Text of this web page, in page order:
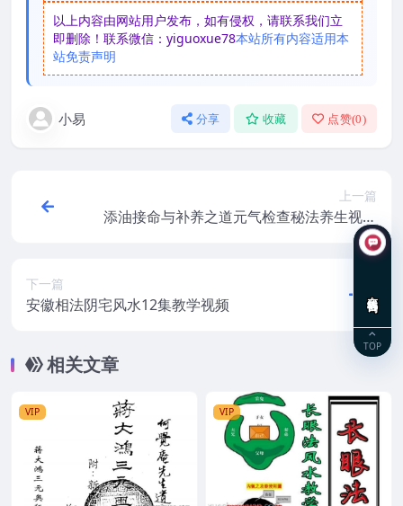
以上内容由网站用户发布，如有侵权，请联系我们立
即删除！联系微信：yiguoxue78本站所有内容适用本
站免责声明
小易 分享 收藏 点赞(0)
上一篇
添油接命与补养之道元气检查秘法养生视频
教程修真4集
下一篇
安徽相法阴宅风水12集教学视频
相关文章
VIP VIP
TOP